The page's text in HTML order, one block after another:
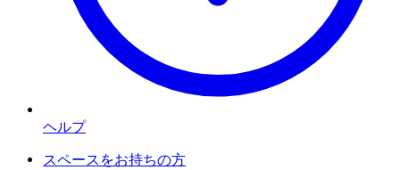
ヘルプ
スペースをお持ちの方